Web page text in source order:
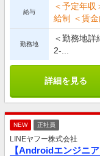
給与
＜予定年
給制 ＜賃金
勤務地
＜勤務地
2-...
詳細を見る
NEW 正社員
LINEヤフー株式会社
【Androidエンジニ